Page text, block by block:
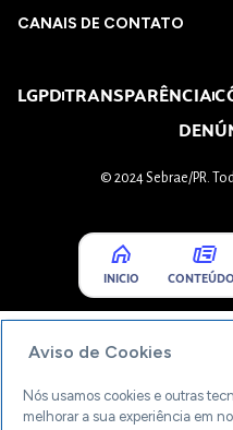
CANAIS DE CONTATO
LGPDTRANSPARÊNCIA
© 2024 Sebrae/PR.
INICIO
Aviso de Cookies
Nós usamos cookies e outras
melhorar a sua experiência em